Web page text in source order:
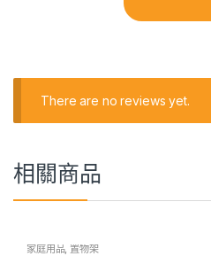
There are no reviews yet.
相關商品
家庭用品, 置物架